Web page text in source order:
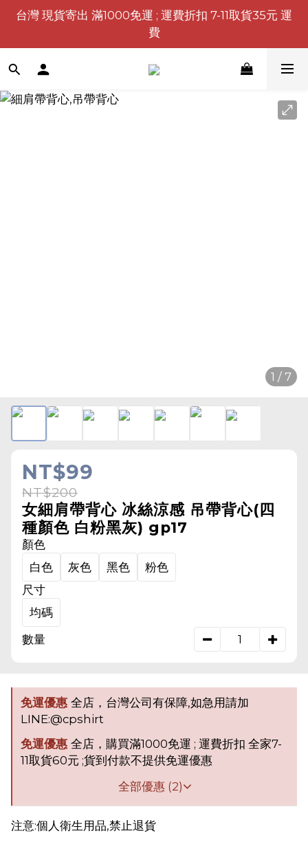
台灣 現貨寄出 滿1000免運 ; 運費折扣 7-11取貨35元 運
費
1 / 7
NT$99
NT$200
女細肩帶背心 冰絲涼感 吊帶背心(四
種顏色 白粉黑灰) gp17
顏色
白色
灰色 黑色
粉色
尺寸
均碼
數量
免運優惠 全店，台灣公司有保障,如急用請加
LINE:@cpshirt
免運優惠 全店，購買滿1000免運 ; 運費折扣 全家7-
11取貨60元 ;貨到付款不提供免運優惠
全部優惠 (2)
注意:個人衛生用品,禁止退貨